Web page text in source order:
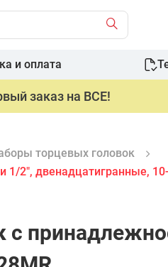
и оплата
заказ на ВСЕ!
торцевых головок
2", двенадцатигранные,
с